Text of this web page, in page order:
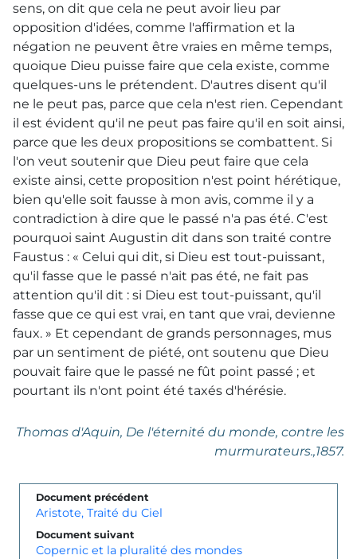
sens, on dit que cela ne peut avoir lieu par
opposition d'idées, comme l'affirmation et la
négation ne peuvent être vraies en même temps,
quoique Dieu puisse faire que cela existe, comme
quelques-uns le prétendent. D'autres disent qu'il
ne le peut pas, parce que cela n'est rien. Cependant
il est évident qu'il ne peut pas faire qu'il en soit ainsi,
parce que les deux propositions se combattent. Si
l'on veut soutenir que Dieu peut faire que cela
existe ainsi, cette proposition n'est point hérétique,
bien qu'elle soit fausse à mon avis, comme il y a
contradiction à dire que le passé n'a pas été. C'est
pourquoi saint Augustin dit dans son traité contre
Faustus : « Celui qui dit, si Dieu est tout-puissant,
qu'il fasse que le passé n'ait pas été, ne fait pas
attention qu'il dit : si Dieu est tout-puissant, qu'il
fasse que ce qui est vrai, en tant que vrai, devienne
faux. » Et cependant de grands personnages, mus
par un sentiment de piété, ont soutenu que Dieu
pouvait faire que le passé ne fût point passé ; et
pourtant ils n'ont point été taxés d'hérésie.
Thomas d'Aquin, De l'éternité du monde, contre les
murmurateurs.,1857.
Document précédent
Aristote, Traité du Ciel
Document suivant
Copernic et la pluralité des mondes